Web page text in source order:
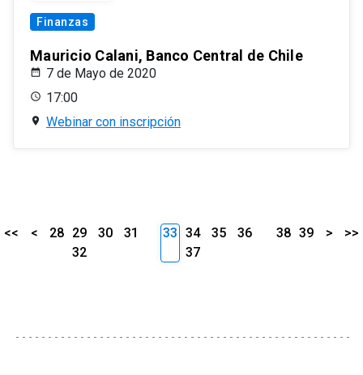
Finanzas
Mauricio Calani, Banco Central de Chile
7 de Mayo de 2020
17:00
Webinar con inscripción
<< < 28 29 30
31
32
33 34 35
36
37
38 39 > >>